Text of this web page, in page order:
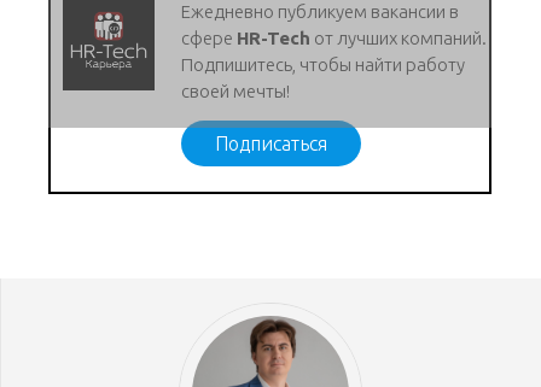
Ежедневно публикуем вакансии в
сфере HR-Tech от лучших компаний.
Подпишитесь, чтобы найти работу
своей мечты!
Подписаться